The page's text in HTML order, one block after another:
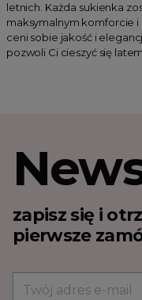
letnich. Każda sukienka
maksymalnym komforcie
ceni sobie jakość i
pozwoli Ci cieszyć się
zapisz się i
pierwsze